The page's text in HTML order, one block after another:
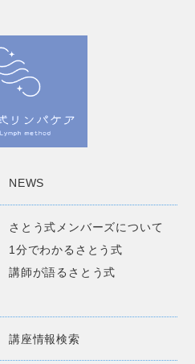
NEWS
さとう式メンバーズについて
1分でわかるさとう式
講師が語るさとう式
講座情報検索